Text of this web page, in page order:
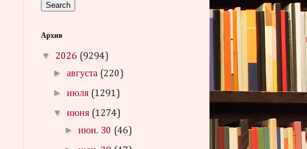
Search
Архив
▼ 2026 (9294)
►августа (220)
►июля (1291)
▼июня (1274)
►июн. 30 (46)